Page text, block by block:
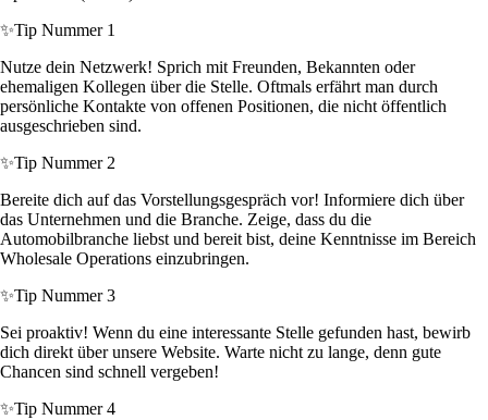
✨Tip Nummer 1
Nutze dein Netzwerk! Sprich mit Freunden, Bekannten oder
ehemaligen Kollegen über die Stelle. Oftmals erfährt man durch
persönliche Kontakte von offenen Positionen, die nicht öffentlich
ausgeschrieben sind.
✨Tip Nummer 2
Bereite dich auf das Vorstellungsgespräch vor! Informiere dich über
das Unternehmen und die Branche. Zeige, dass du die
Automobilbranche liebst und bereit bist, deine Kenntnisse im Bereich
Wholesale Operations einzubringen.
✨Tip Nummer 3
Sei proaktiv! Wenn du eine interessante Stelle gefunden hast, bewirb
dich direkt über unsere Website. Warte nicht zu lange, denn gute
Chancen sind schnell vergeben!
✨Tip Nummer 4